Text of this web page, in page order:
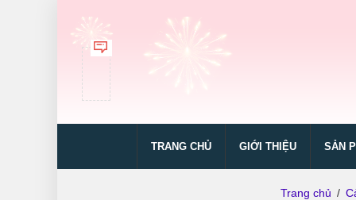
TRANG CHỦ GIỚI THIỆU SẢN
Trang chủ /